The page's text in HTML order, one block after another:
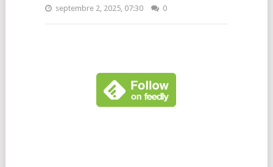
septembre 2, 2025, 07:30 0